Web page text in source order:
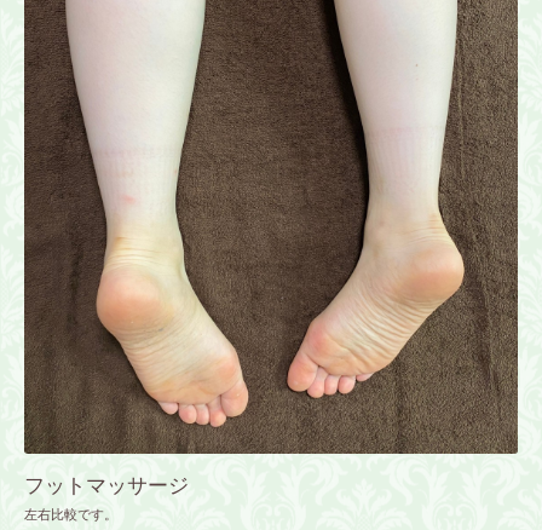
フットマッサージ
左右比較です。